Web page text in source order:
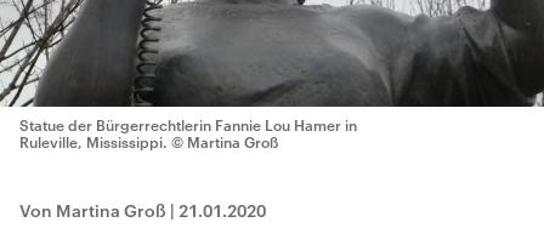
Statue der Bürgerrechtlerin Fannie Lou Hamer in
Ruleville, Mississippi. © Martina Groß
Von Martina Groß | 21.01.2020